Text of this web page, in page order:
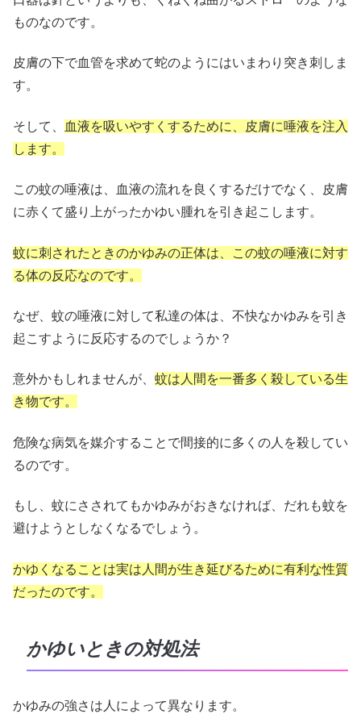
ものなのです。
皮膚の下で血管を求めて蛇のようにはいまわり突き刺しま
す。
そして、
血液を吸いやすくするために、皮膚に唾液を注入
します。
この蚊の唾液は、血液の流れを良くするだけでなく、皮膚
に赤くて盛り上がったかゆい腫れを引き起こします。
蚊に刺されたときのかゆみの正体は、この蚊の唾液に対す
る体の反応なのです。
なぜ、蚊の唾液に対して私達の体は、不快なかゆみを引き
起こすように反応するのでしょうか？
意外かもしれませんが、 蚊は人間を一番多く殺している生
き物です。
危険な病気を媒介することで間接的に多くの人を殺してい
るのです。
もし、蚊にさされてもかゆみがおきなければ、だれも蚊を
避けようとしなくなるでしょう。
かゆくなることは実は人間が生き延びるために有利な性質
だったのです。
かゆいときの対処法
かゆみの強さは人によって異なります。